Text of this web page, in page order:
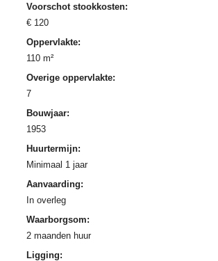
Voorschot stookkosten:
€ 120
Oppervlakte:
110 m²
Overige oppervlakte:
7
Bouwjaar:
1953
Huurtermijn:
Minimaal 1 jaar
Aanvaarding:
In overleg
Waarborgsom:
2 maanden huur
Ligging: